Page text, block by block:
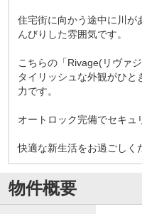
住宅街に向かう途中に川が
んびりした雰囲気です。
こちらの「Rivage(リヴァ
タイリッシュな外観がひ
力です。
オートロック完備でセキュ
快適な新生活をお過ごしく
物件概要